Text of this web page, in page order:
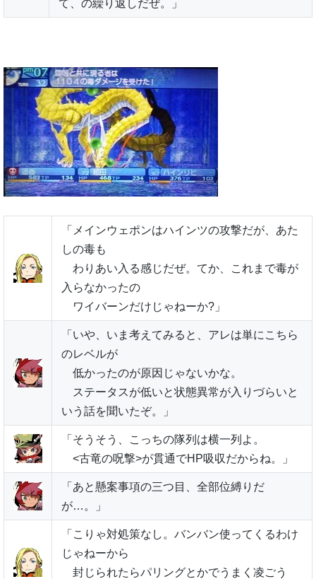
て、の繰り返しだぜ。」
「メインウェポンはハインツの攻撃だが、あた
しの毒も
わりあい入る感じだぜ。てか、これまで毒が
入らなかったの
ワイバーンだけじゃねーか?」
「いや、いま考えてみると、アレは単にこちら
のレベルが
低かったのが原因じゃないかな。
ステータスが低いと状態異常が入りづらいと
いう話を聞いたぞ。」
「そうそう、こっちの隊列は横一列よ。
<古竜の呪撃>が貫通でHP吸収だからね。」
「あと懸案事項の三つ目、全部位縛りだ
が…。」
「こりゃ対処策なし。バンバン使ってくるわけ
じゃねーから
封じられたらパリングとかでうまく凌ごう